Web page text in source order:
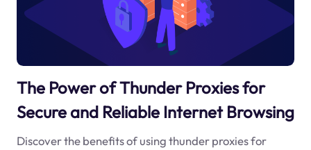
The Power of Thunder Proxies for
Secure and Reliable Internet Browsing
Discover the benefits of using thunder proxies for